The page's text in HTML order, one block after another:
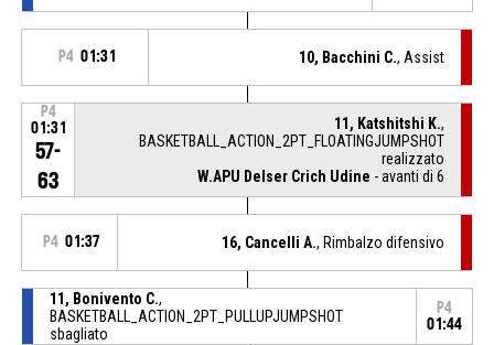
P4 01:31 10, Bacchini C., Assist
P4
01:31
57-
63
11, Katshitshi K.,
BASKETBALL_ACTION_2PT_FLOATINGJUMPSHOT
realizzato
W.APU Delser Crich Udine - avanti di 6
P4 01:37 16, Cancelli A., Rimbalzo difensivo
11, Bonivento C.,
BASKETBALL_ACTION_2PT_PULLUPJUMPSHOT
sbagliato
P4
01:44